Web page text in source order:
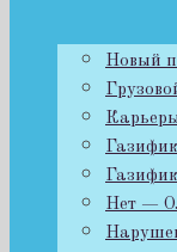
Новый
Нет —